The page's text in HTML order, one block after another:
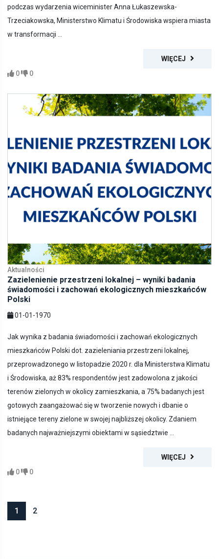
podczas wydarzenia wiceminister Anna Łukaszewska-
Trzeciakowska, Ministerstwo Klimatu i Środowiska wspiera miasta
w transformacji ...
WIĘCEJ
0
0
Aktualności
Zazielenienie przestrzeni lokalnej – wyniki badania
świadomości i zachowań ekologicznych mieszkańców
Polski
01-01-1970
Jak wynika z badania świadomości i zachowań ekologicznych
mieszkańców Polski dot. zazieleniania przestrzeni lokalnej,
przeprowadzonego w listopadzie 2020 r. dla Ministerstwa Klimatu
i Środowiska, aż 83% respondentów jest zadowolona z jakości
terenów zielonych w okolicy zamieszkania, a 75% badanych jest
gotowych zaangażować się w tworzenie nowych i dbanie o
istniejące tereny zielone w swojej najbliższej okolicy. Zdaniem
badanych najważniejszymi obiektami w sąsiedztwie ...
WIĘCEJ
0
0
1 2